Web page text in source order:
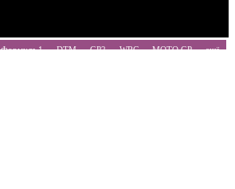
Формула 1 DTM GP2 WRC MOTO GP
ещё